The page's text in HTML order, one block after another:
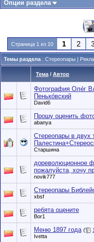
Опции раздела
Страница 1 из 10 1 2
Темы раздела : Стереопары |
Тема / Автор
Фотография Оле́г
Пенько́вский
David6
Прошу оценить
abanya
Стереопары в двух
Старшина
дореволюционное
пожалуйста, хочу
novik777
Стереопары
xbsf
ребята оцените
Bor1
Меню 1897 года ( 1
Ivetta